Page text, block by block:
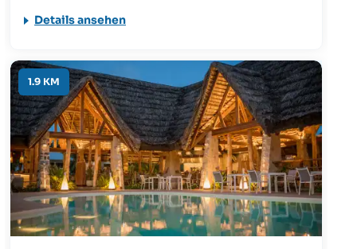
lokalen Zutaten angeboten - und das Ganze nicht
täglich 7-9 abwechslungsreiche Speisen
angeboten, darunter auch Desserts und
Kontinentales Frühstück.
Details ansehen
1.9 KM